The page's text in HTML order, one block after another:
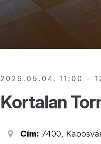
2026.05.04. 11:00 -
Kortalan
Cím: 7400,